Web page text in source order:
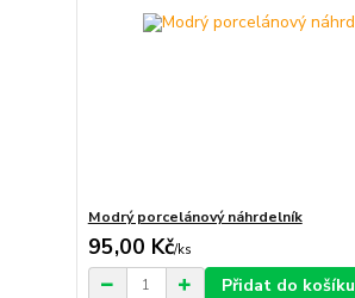
Modrý porcelánový náhrdelník
95,00 Kč/ks
Přidat do košíku